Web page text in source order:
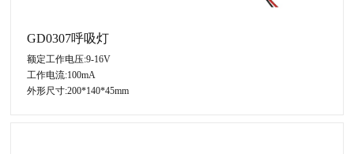
GD0307呼吸灯
额定工作电压:9-16V
工作电流:100mA
外形尺寸:200*140*45mm